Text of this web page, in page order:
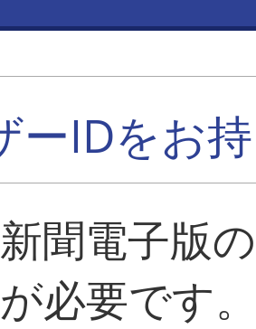
ーIDをお
聞電子版
必要です